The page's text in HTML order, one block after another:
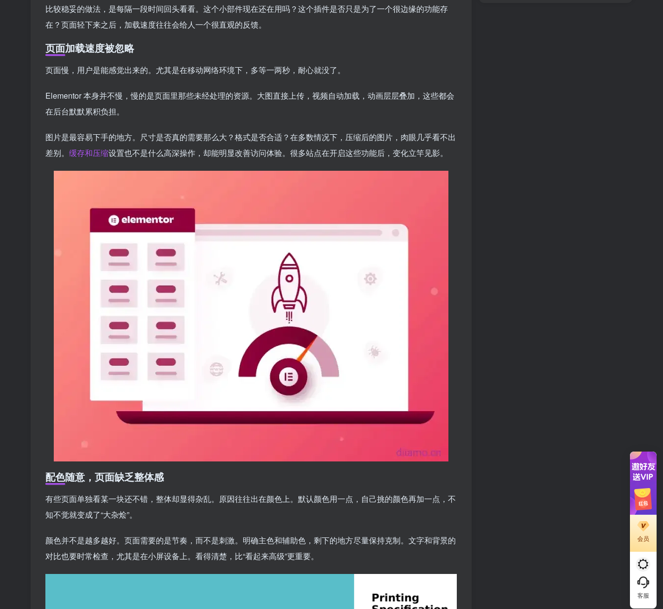
比较稳妥的做法，是每隔一段时间回头看看。这个小部件现在还在用吗？这个插件是否只是为了一个很边缘的功能存
在？页面轻下来之后，加载速度往往会给人一个很直观的反馈。
页面加载速度被忽略
页面慢，用户是能感觉出来的。尤其是在移动网络环境下，多等一两秒，耐心就没了。
Elementor 本身并不慢，慢的是页面里那些未经处理的资源。大图直接上传，视频自动加载，动画层层叠加，这些都会
在后台默默累积负担。
图片是最容易下手的地方。尺寸是否真的需要那么大？格式是否合适？在多数情况下，压缩后的图片，肉眼几乎看不出
差别。 缓存和压缩设置也不是什么高深操作，却能明显改善访问体验。很多站点在开启这些功能后，变化立竿见影。
配色随意，页面缺乏整体感
有些页面单独看某一块还不错，整体却显得杂乱。原因往往出在颜色上。默认颜色用一点，自己挑的颜色再加一点，不
知不觉就变成了“大杂烩”。
颜色并不是越多越好。页面需要的是节奏，而不是刺激。明确主色和辅助色，剩下的地方尽量保持克制。文字和背景的
对比也要时常检查，尤其是在小屏设备上。看得清楚，比“看起来高级”更重要。
会员
客服